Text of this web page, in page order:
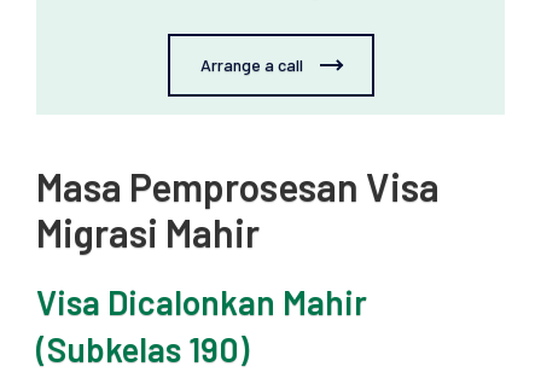
Arrange a call
Masa Pemprosesan Visa
Migrasi Mahir
Visa Dicalonkan Mahir
(Subkelas 190)